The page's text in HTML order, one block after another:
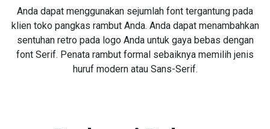
Anda dapat menggunakan sejumlah font tergantung pada
klien toko pangkas rambut Anda. Anda dapat menambahkan
sentuhan retro pada logo Anda untuk gaya bebas dengan
font Serif. Penata rambut formal sebaiknya memilih jenis
huruf modern atau Sans-Serif.